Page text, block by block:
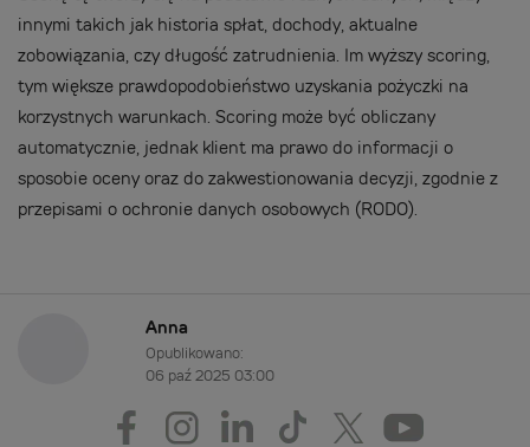
innymi takich jak historia spłat, dochody, aktualne
zobowiązania, czy długość zatrudnienia. Im wyższy scoring,
tym większe prawdopodobieństwo uzyskania pożyczki na
korzystnych warunkach. Scoring może być obliczany
automatycznie, jednak klient ma prawo do informacji o
sposobie oceny oraz do zakwestionowania decyzji, zgodnie z
przepisami o ochronie danych osobowych (RODO).
Anna
Opublikowano:
06 paź 2025 03:00